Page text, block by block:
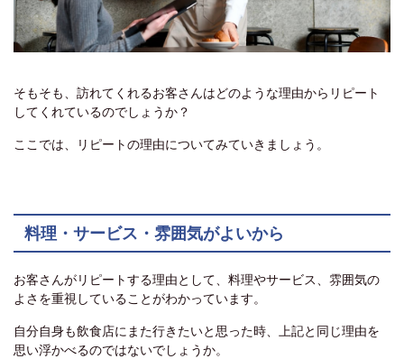
そもそも、訪れてくれるお客さんはどのような理由からリピート
してくれているのでしょうか？
ここでは、リピートの理由についてみていきましょう。
料理・サービス・雰囲気がよいから
お客さんがリピートする理由として、料理やサービス、雰囲気の
よさを重視していることがわかっています。
自分自身も飲食店にまた行きたいと思った時、上記と同じ理由を
思い浮かべるのではないでしょうか。